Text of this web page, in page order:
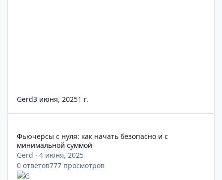
Gerd3 июня, 20251 г.
Фьючерсы с нуля: как начать безопасно и с
минимальной суммой
Gerd ·4 июня, 2025
0 ответов777 просмотров